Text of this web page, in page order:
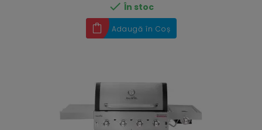
 În stoc
Adaugă în Coș